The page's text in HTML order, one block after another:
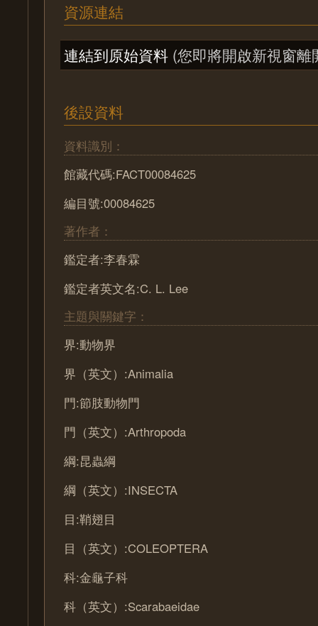
資源連結
連結到原始資料 (您即將開啟新視窗離
後設資料
資料識別：
館藏代碼:FACT00084625
編目號:00084625
著作者：
鑑定者:李春霖
鑑定者英文名:C. L. Lee
主題與關鍵字：
界:動物界
界（英文）:Animalia
門:節肢動物門
門（英文）:Arthropoda
綱:昆蟲綱
綱（英文）:INSECTA
目:鞘翅目
目（英文）:COLEOPTERA
科:金龜子科
科（英文）:Scarabaeidae